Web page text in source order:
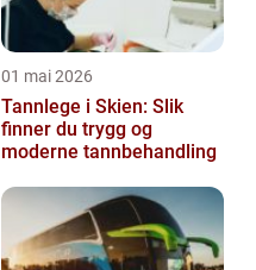
01 mai 2026
Tannlege i Skien: Slik
finner du trygg og
moderne tannbehandling